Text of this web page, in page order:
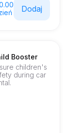
Dodaj
Booster
children's
during car